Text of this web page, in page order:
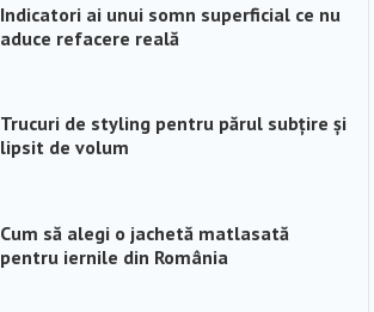
Indicatori ai unui somn superficial ce nu
aduce refacere reală
Trucuri de styling pentru părul subțire și
lipsit de volum
Cum să alegi o jachetă matlasată
pentru iernile din România